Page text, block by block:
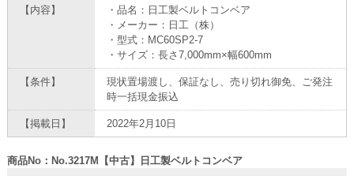
【内容】
・品名：日工製ベルトコンベア
・メーカー：日工（株）
・型式：MC60SP2-7
・サイズ：長さ7,000mm×幅600mm
【条件】
現状置場渡し、保証なし、売り切れ御免、ご発注
時一括現金振込
【掲載日】 2022年2月10日
商品No：No.3217M【中古】日工製ベルトコンベア